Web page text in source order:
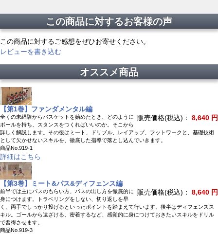
この商品に対するお客様の声
この商品に対するご感想をぜひお寄せください。
レビューを書き込む
オススメ商品
【第1巻】ファンダメンタル編
販売価格(税込)：
8,640 円
全くの未経験からバスケットを始めたとき、どのように
ボールを持ち、スタンスをつくればいいのか。そこから
詳しく解説します。その後はミート、ドリブル、レイアップ、フットワークと、基礎技術
として欠かせないスキルを、徹底した指導で落とし込んでいきます。
商品No.919-1
詳細はこちら
【第3巻】ミート&パス&ディフェンス編
販売価格(税込)：
8,640 円
前半では主にパスのもらい方、パスの出し方を徹底的に
身につけます。トラベリングをしない、切り返しを早
く、両手でしっかり投げるといったポイントを踏まえて行います。後半はディフェンスス
キル。ゴールから遠ざける、密着するなど、感覚的に身につけておきたいスキルをドリル
で習得させます。
商品No.919-3